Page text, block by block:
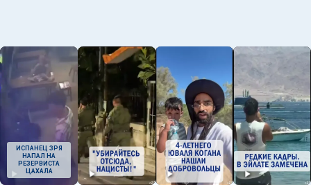
ИСПАНЕЦ ЗРЯ
НАПАЛ НА
РЕЗЕРВИСТА
ЦАХАЛА